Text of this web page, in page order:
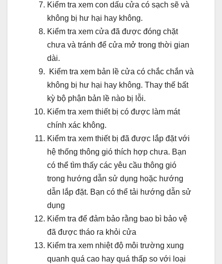
Kiểm tra xem con dấu cửa có sạch sẽ và
không bị hư hại hay không.
Kiểm tra xem cửa đã được đóng chặt
chưa và tránh để cửa mở trong thời gian
dài.
Kiểm tra xem bản lề cửa có chắc chắn và
không bị hư hại hay không. Thay thế bất
kỳ bộ phận bản lề nào bị lỗi.
Kiểm tra xem thiết bị có được làm mát
chính xác không.
Kiểm tra xem thiết bị đã được lắp đặt với
hệ thống thông gió thích hợp chưa. Bạn
có thể tìm thấy các yêu cầu thông gió
trong hướng dẫn sử dụng hoặc hướng
dẫn lắp đặt. Bạn có thể tải hướng dẫn sử
dụng
Kiểm tra để đảm bảo rằng bao bì bảo vệ
đã được tháo ra khỏi cửa
Kiểm tra xem nhiệt độ môi trường xung
quanh quá cao hay quá thấp so với loại